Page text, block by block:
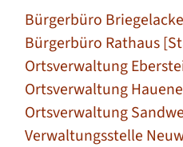
Bürgerbüro
Bürgerbüro Rathaus
Ortsverwaltung
Ortsverwaltung
Ortsverwaltung
Verwaltungsstelle